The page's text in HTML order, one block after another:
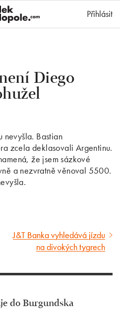
Přihlásit
Diego
nevyšla. Bastian
zcela deklasovali Argentinu.
že jsem sázkové
a nezvratně věnoval 5500.
Následující
článek
J&T Banka vyhledává jízdu
na divokých tygrech
do Burgundska